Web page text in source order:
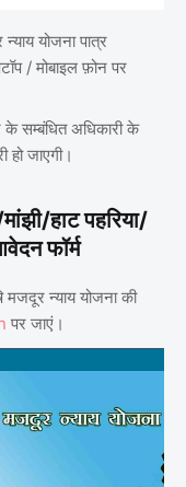
योजना पात्र
/ मोबाइल फ़ोन पर
सम्बंधित अधिकारी के
जाएगी।
हाट पहरिया/
फॉर्म
मजदूर न्याय योजना की
पर जाएं।